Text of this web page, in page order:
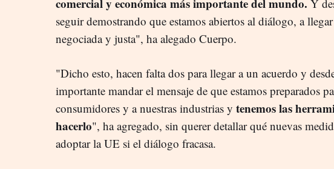
Y
seguir demostrando que estamos abiertos al diálogo, a
negociada y justa", ha alegado Cuerpo.
"Dicho esto, hacen falta dos para llegar a un acuerdo y
importante mandar el mensaje de que estamos preparados
consumidores y a nuestras industrias y tenemos las
hacerlo", ha agregado, sin querer detallar qué nuevas
adoptar la UE si el diálogo fracasa.